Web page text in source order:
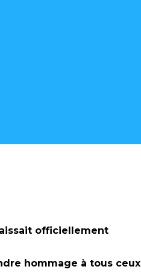
officiellement
hommage à tous ceux